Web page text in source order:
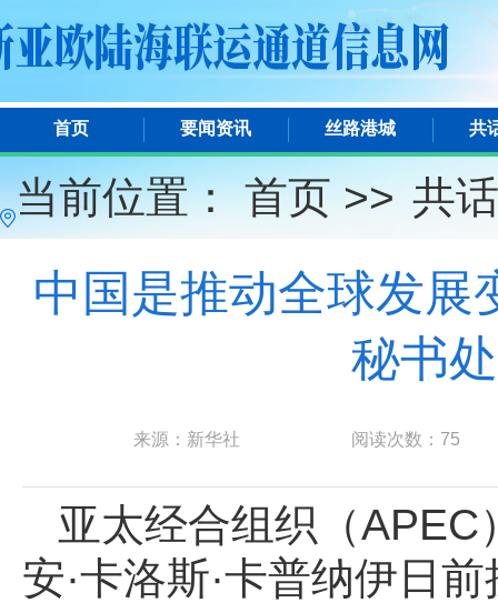
首页 要闻资讯 丝路港城 共
当前位置：首页 >> 共
中国是推动全球发
秘书
来源：新华社 阅读次数： 75
亚太经合组织（
安·卡洛斯·卡普纳伊日